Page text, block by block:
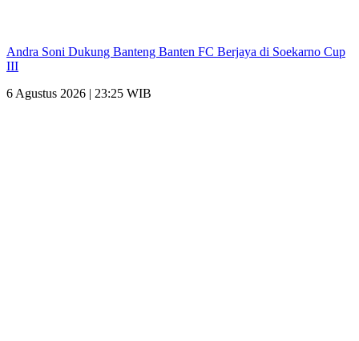
Andra Soni Dukung Banteng Banten FC Berjaya di Soekarno Cup
III
6 Agustus 2026 | 23:25 WIB